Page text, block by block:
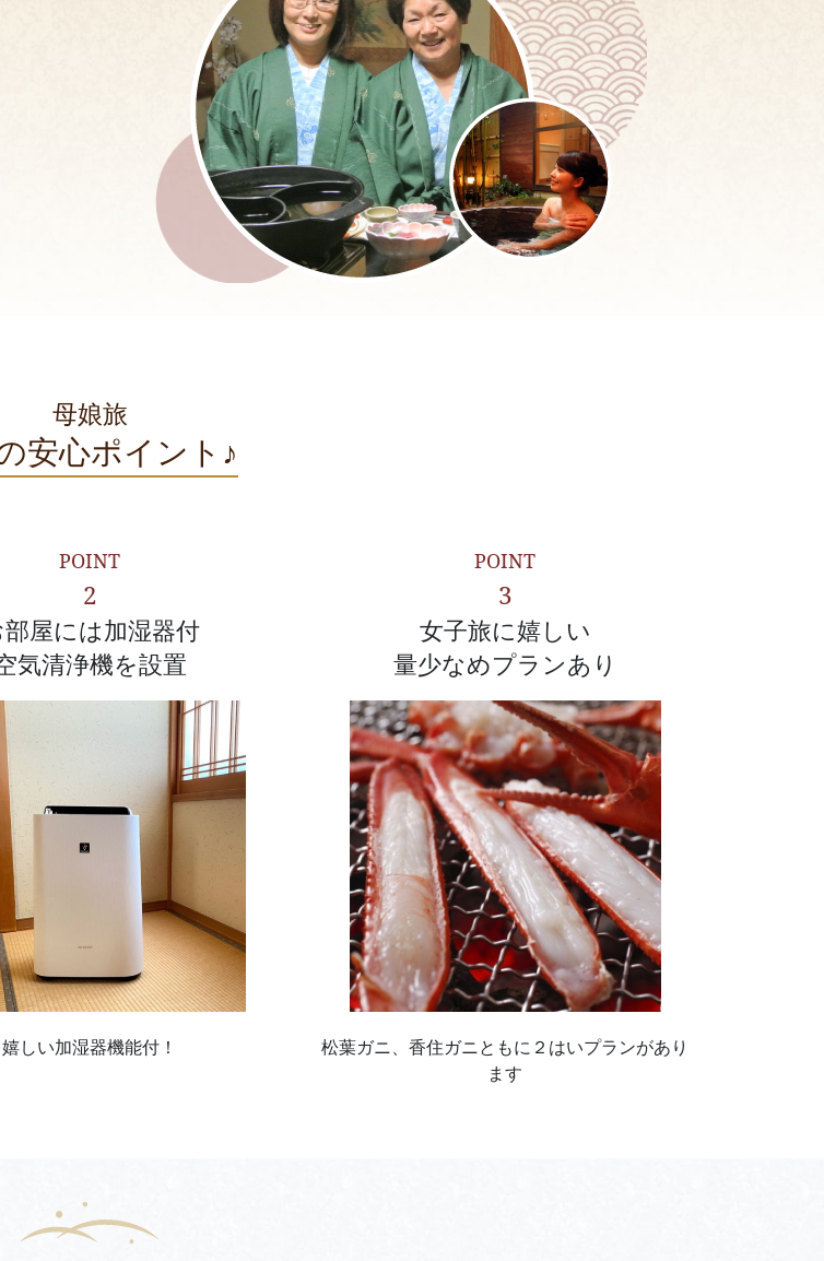
母娘旅
安心ポイント♪
POINT
2
屋には加湿器付
気清浄機を設置
嬉しい加湿器機能付！
POINT
3
女子旅に嬉しい
量少なめプランあり
松葉ガニ、香住ガニともに２はいプランがあり
ます